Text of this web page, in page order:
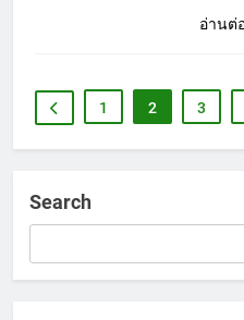
อ่านต่
1 2 3
Search